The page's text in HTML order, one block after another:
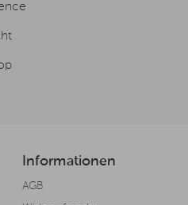
Informationen
AGB